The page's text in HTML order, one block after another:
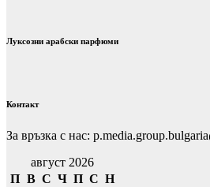
Луксозни арабски парфюми
Контакт
За връзка с нас:
август 2026
П В С Ч П С Н